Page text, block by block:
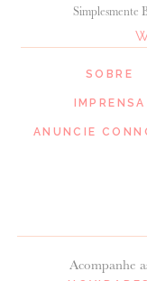
SOBRE
IMPRENSA
ANUNCIE
Acompanhe
Simplesmente